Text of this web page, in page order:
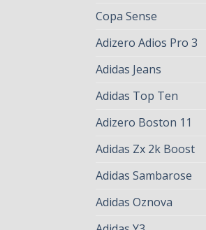
Copa Sense
Adizero Adios Pro 3
Adidas Jeans
Adidas Top Ten
Adizero Boston 11
Adidas Zx 2k Boost
Adidas Sambarose
Adidas Oznova